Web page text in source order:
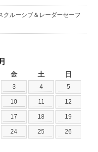
クルーシブ＆レーダーセーフ
金 土 日
3 4 5
10 11 12
17 18 19
24 25 26